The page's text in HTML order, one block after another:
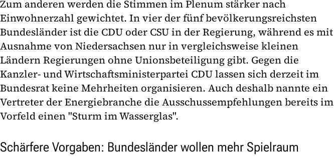
Zum anderen werden die Stimmen im Plenum stärker nach
Einwohnerzahl gewichtet. In vier der fünf bevölkerungsreichsten
Bundesländer ist die CDU oder CSU in der Regierung, während es mit
Ausnahme von Niedersachsen nur in vergleichsweise kleinen
Ländern Regierungen ohne Unionsbeteiligung gibt. Gegen die
Kanzler- und Wirtschaftsministerpartei CDU lassen sich derzeit im
Bundesrat keine Mehrheiten organisieren. Auch deshalb nannte ein
Vertreter der Energiebranche die Ausschussempfehlungen bereits im
Vorfeld einen "Sturm im Wasserglas".
Schärfere Vorgaben: Bundesländer wollen mehr Spielraum